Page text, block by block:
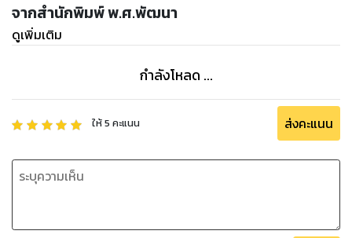
จากสำนักพิมพ์ พ.ศ.พัฒนา
ดูเพิ่มเติม
กำลังโหลด ...
ให้5 คะแนน ส่งคะแนน